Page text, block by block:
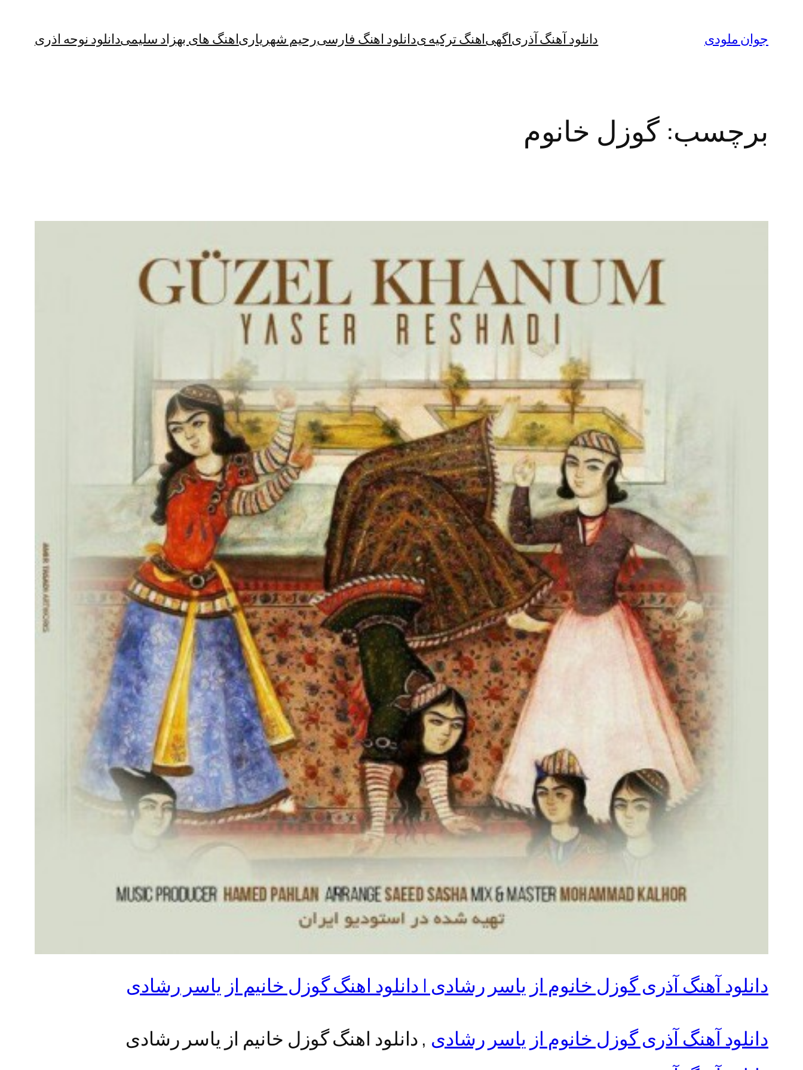
جوان ملودی دانلود آهنگ آذریاگهیاهنگ ترکیه یدانلود اهنگ فارسیرحیم شهریاریاهنگ های بهزاد سلیمیدانلود نوحه اذری
برچسب:گوزل خانوم
دانلود آهنگ آذری گوزل خانوم از یاسر رشادی | دانلود اهنگ گوزل خانیم از یاسر رشادی
دانلود آهنگ آذری گوزل خانوم از یاسر رشادی , دانلود اهنگ گوزل خانیم از یاسر رشادی